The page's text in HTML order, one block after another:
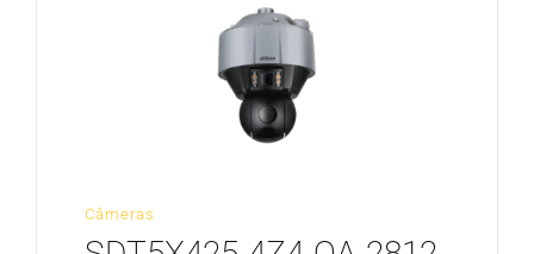
Câmeras